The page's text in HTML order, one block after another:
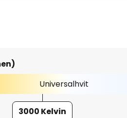
Universalhvit
3000 Kelvin